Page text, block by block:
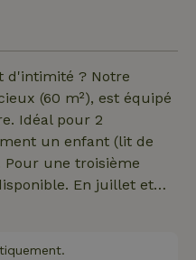
d'intimité ? Notre
(60 m²), est équipé
Idéal pour 2
un enfant (lit de
Pour une troisième
En juillet et
tente pour 2
se trouve dans un petit